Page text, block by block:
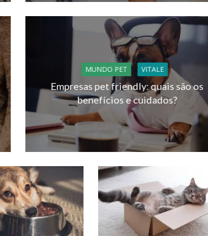
MUNDO PET VITALE
Empresas pet friendly: quais são os
benefícios e cuidados?